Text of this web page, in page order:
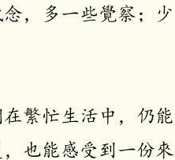
，多一些覺察；少
繁忙生活中，仍能
也能感受到一份來